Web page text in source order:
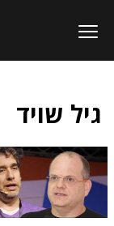
גיל שויד